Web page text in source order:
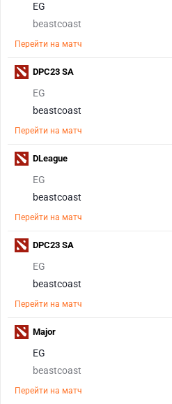
EG
beastcoast
Перейти на матч
EG
beastcoast
Перейти на матч
DPC23 SA
EG
beastcoast
Перейти на матч
DLeague
EG
beastcoast
Перейти на матч
DPC23 SA
EG
beastcoast
Перейти на матч
Major